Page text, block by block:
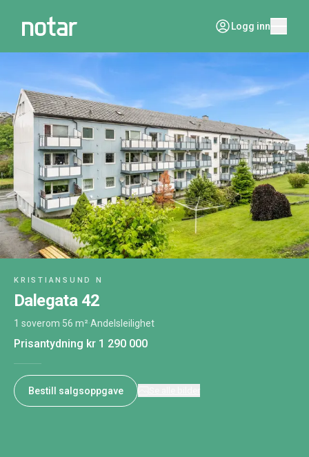
Logg inn
KRISTIANSUND N
Dalegata 42
1 soverom·56 m²·Andelsleilighet
Prisantydning kr 1 290 000
Bestill salgsoppgave